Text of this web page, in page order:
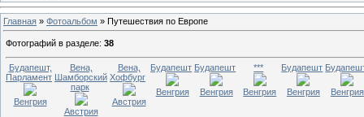
Главная » Фотоальбом » Путешествия по Европе
Фотографий в разделе: 38
Будапешт,
Парламент
Венгрия
Вена,
Шамборский
парк
Австрия
Вена,
Хофбург
Австрия
Будапешт
Венгрия
Будапешт
Венгрия
***
Венгрия
Будапешт
Венгрия Венгрия